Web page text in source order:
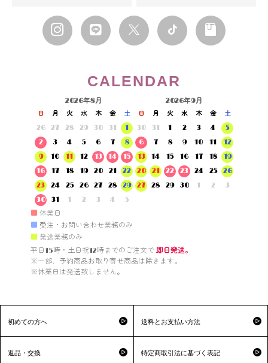
CALENDAR
2026年8月
日 月 火 水 木 金
土
26
27 28 29 30 31
1
2
3 4 5 6 7
8
9
10 11 12 13 14
15
16
17 18 19 20 21
22
23
24 25 26 27 28
29
30
31 1 2 3 4 5
2026年9月
日 月 火 水 木 金
土
30
31 1 2 3 4
5
6
7 8 9 10 11
12
13
14 15 16 17 18
19
20
21 22 23 24 25
26
27
28 29 30 1 2 3
■ 休業日
■ 受注・お問い合わせ業務のみ
■ 発送業務のみ
平日15時・土日祝12時までのご注文で 即日発送。
※一部、予約商品お取り寄せ商品は除きます。
※休業日は発送致しません。
初めての方へ 送料とお支払い方法
返品・交換 特定商取引法に基づく表記